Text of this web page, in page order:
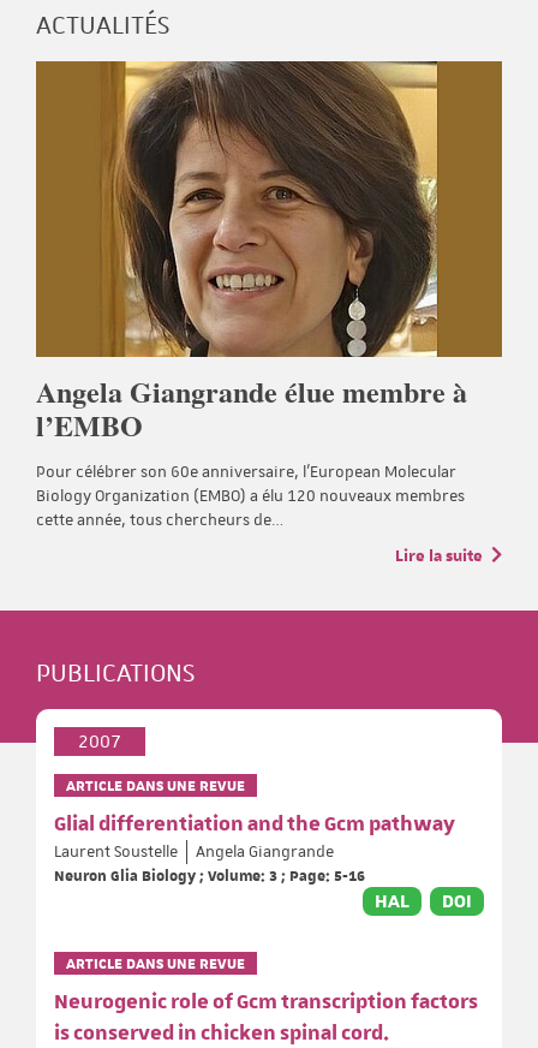
ACTUALITÉS
Angela Giangrande élue membre à
l’EMBO
Pour célébrer son 60e anniversaire, l'European Molecular
Biology Organization (EMBO) a élu 120 nouveaux membres
cette année, tous chercheurs de…
Lire la suite
PUBLICATIONS
2007
ARTICLE DANS UNE REVUE
Glial differentiation and the Gcm pathway
Laurent Soustelle
Angela Giangrande
Neuron Glia Biology ; Volume: 3 ; Page: 5-16
HAL DOI
ARTICLE DANS UNE REVUE
Neurogenic role of Gcm transcription factors
is conserved in chicken spinal cord.